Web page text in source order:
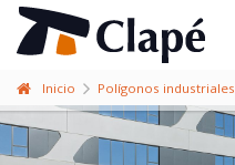
Inicio Polígonos industriales